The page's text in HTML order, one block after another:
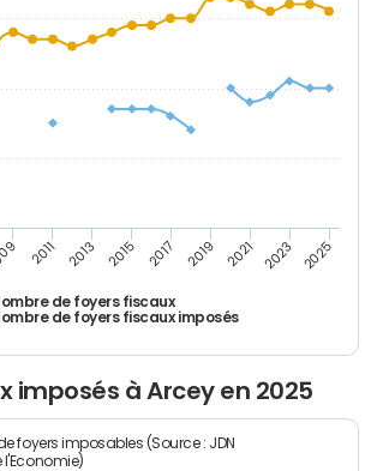
de foyers fiscaux
de foyers fiscaux imposés
2011 2013 2015 2017 2019 2021 2023 2025
imposés à Arcey en 2025
foyers imposables (Source : JDN